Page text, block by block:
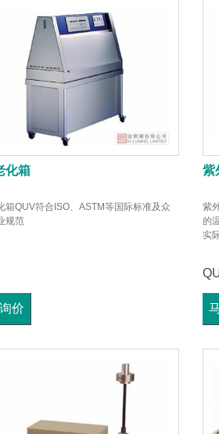
化箱
箱QUV符合ISO、ASTM等国际标准及众
规范
价
紫
紫
的
实